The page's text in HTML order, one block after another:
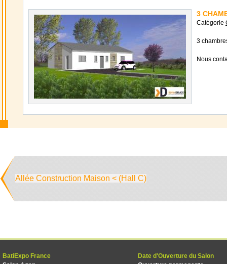
3
Catégorie
3
Nous
Allée Construction Maison < (Hall C)
BatiExpo France
Date d'Ouverture du Salon